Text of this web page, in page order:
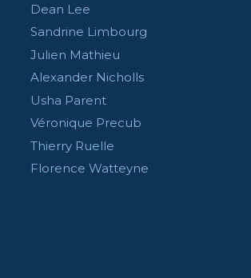
Dean Lee
Sandrine Limbourg
Julien Mathieu
Alexander Nicholls
Usha Parent
Véronique Precub
Thierry Ruelle
Florence Watteyne